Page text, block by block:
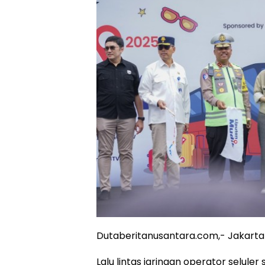
Dutaberitanusantara.com,- Jakarta
Lalu lintas jaringan operator seluler